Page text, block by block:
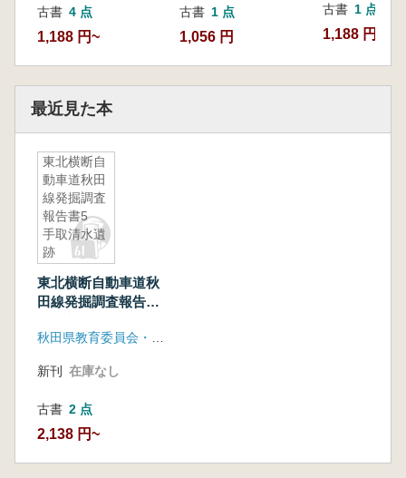
古書 4 点
1,188 円~
古書 1 点
1,056 円
古書 1 点
1,188 円
最近見た本
東北横断自
動車道秋田
線発掘調査
報告書5
手取清水遺
跡
東北横断自動車道秋
田線発掘調査報告書
新刊 在庫なし
古書 2 点
2,138 円~